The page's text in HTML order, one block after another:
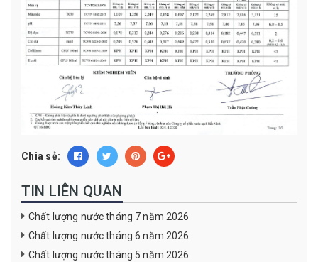
Chia sẻ:
TIN LIÊN QUAN
Chất lượng nước tháng 7 năm 2026
Chất lượng nước tháng 6 năm 2026
Chất lượng nước tháng 5 năm 2026